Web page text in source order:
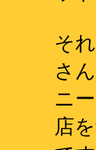
そ
さ
ニ
店